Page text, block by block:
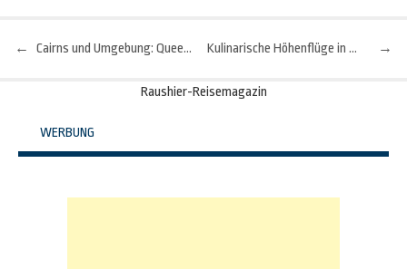
Beitragsnavigation
← Cairns und Umgebung: Queenslands heimliche Hauptstadt →
Kulinarische Höhenflüge in Alta Badia
Raushier-Reisemagazin
WERBUNG